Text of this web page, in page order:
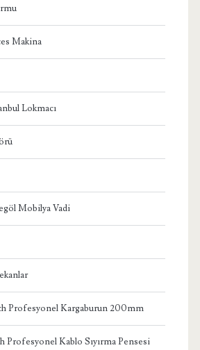
Makina
Lokmacı
Mobilya Vadi
Profesyonel Kargaburun 200mm
Profesyonel Kablo Sıyırma Pensesi